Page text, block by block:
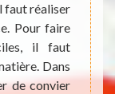
faut réaliser
Pour faire
il faut
Dans
de convier